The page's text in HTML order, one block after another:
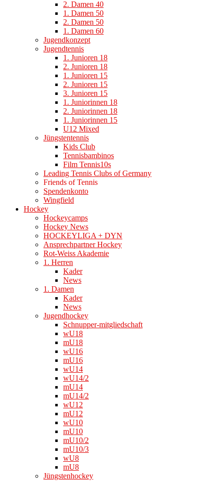
2. Damen 40
1. Damen 50
2. Damen 50
1. Damen 60
Jugendkonzept
Jugendtennis
1. Junioren 18
2. Junioren 18
1. Junioren 15
2. Junioren 15
3. Junioren 15
1. Juniorinnen 18
2. Juniorinnen 18
1. Juniorinnen 15
U12 Mixed
Jüngstentennis
Kids Club
Tennisbambinos
Film Tennis10s
Leading Tennis Clubs of Germany
Friends of Tennis
Spendenkonto
Wingfield
Hockey
Hockeycamps
Hockey News
HOCKEYLIGA + DYN
Ansprechpartner Hockey
Rot-Weiss Akademie
1. Herren
Kader
News
1. Damen
Kader
News
Jugendhockey
Schnupper-mitgliedschaft
wU18
mU18
wU16
mU16
wU14
wU14/2
mU14
mU14/2
wU12
mU12
wU10
mU10
mU10/2
mU10/3
wU8
mU8
Jüngstenhockey